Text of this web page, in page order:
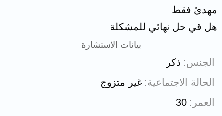
مهدئ فقط
هل قي حل نهائي للمشكلة
بيانات الاستشارة
الجنس ذكر
الحالة الاجتماعية غير متزوج
العمر
30